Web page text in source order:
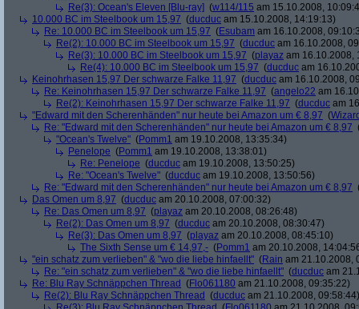
Re(3): Ocean's Eleven [Blu-ray] (w114/115 am 15.10.2008,
10.000 BC im Steelbook um 15,97 (ducduc am 15.10.2008, 14:19:13)
Re: 10.000 BC im Steelbook um 15,97 (Esubam am 16.10.2008,
Re(2): 10.000 BC im Steelbook um 15,97 (ducduc am 16.10.2008,
Re(3): 10.000 BC im Steelbook um 15,97 (playaz am 16.10.2008,
Re(4): 10.000 BC im Steelbook um 15,97 (ducduc am
Keinohrhasen 15,97 Der schwarze Falke 11,97 (ducduc am 16.10.2008,
Re: Keinohrhasen 15,97 Der schwarze Falke 11,97 (angelo22 am
Re(2): Keinohrhasen 15,97 Der schwarze Falke 11,97 (ducduc am
"Edward mit den Scherenhänden" nur heute bei Amazon um € 8,97 (
Re: "Edward mit den Scherenhänden" nur heute bei Amazon um € 8,97
"Ocean's Twelve" (Pomm1 am 19.10.2008, 13:35:34)
Penelope (Pomm1 am 19.10.2008, 13:38:01)
Re: Penelope (ducduc am 19.10.2008, 13:50:25)
Re: "Ocean's Twelve" (ducduc am 19.10.2008, 13:50:56)
Re: "Edward mit den Scherenhänden" nur heute bei Amazon um € 8,97
Das Omen um 8,97 (ducduc am 20.10.2008, 07:00:32)
Re: Das Omen um 8,97 (playaz am 20.10.2008, 08:26:48)
Re(2): Das Omen um 8,97 (ducduc am 20.10.2008, 08:30:47)
Re(3): Das Omen um 8,97 (playaz am 20.10.2008, 08:45:10)
The Sixth Sense um € 14,97,- (Pomm1 am 20.10.2008,
"ein schatz zum verlieben" & "wo die liebe hinfaellt" (Rain am 21.10.2008,
Re: "ein schatz zum verlieben" & "wo die liebe hinfaellt" (ducduc am
Re: Blu Ray Schnäppchen Thread (Flo061180 am 21.10.2008, 09:35:22)
Re(2): Blu Ray Schnäppchen Thread (ducduc am 21.10.2008, 09:58:44)